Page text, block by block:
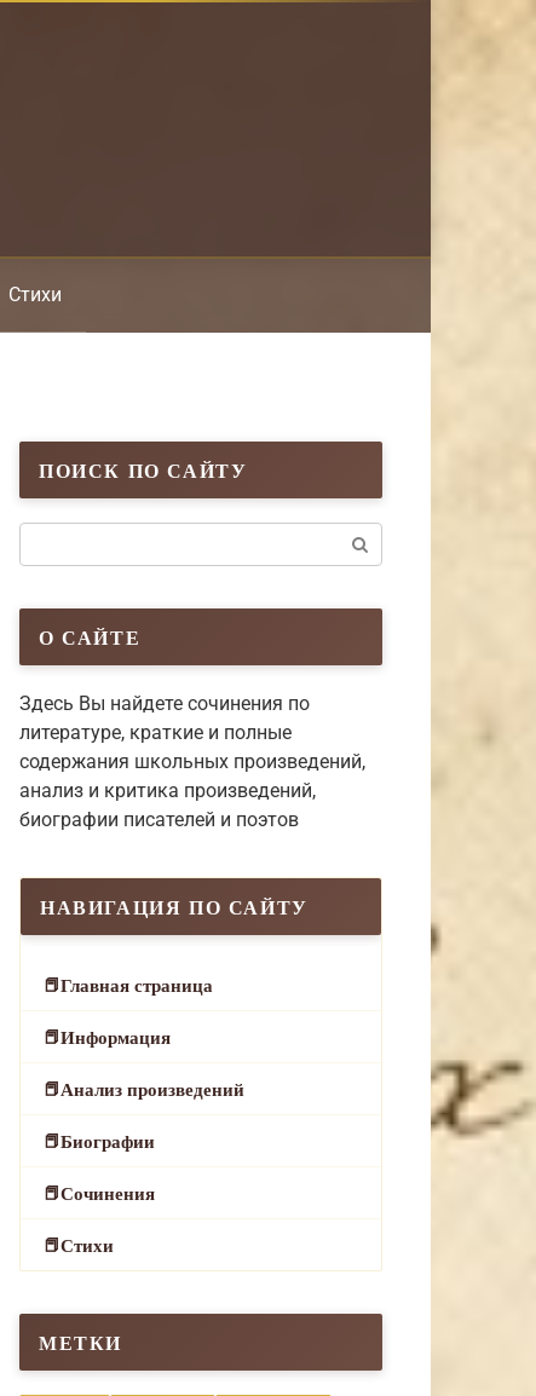
Стихи
ПОИСК ПО САЙТУ
О САЙТЕ
Здесь Вы найдете сочинения по
литературе, краткие и полные
содержания школьных произведений,
анализ и критика произведений,
биографии писателей и поэтов
НАВИГАЦИЯ ПО САЙТУ
Главная страница
Информация
Анализ произведений
Биографии
Сочинения
Стихи
МЕТКИ